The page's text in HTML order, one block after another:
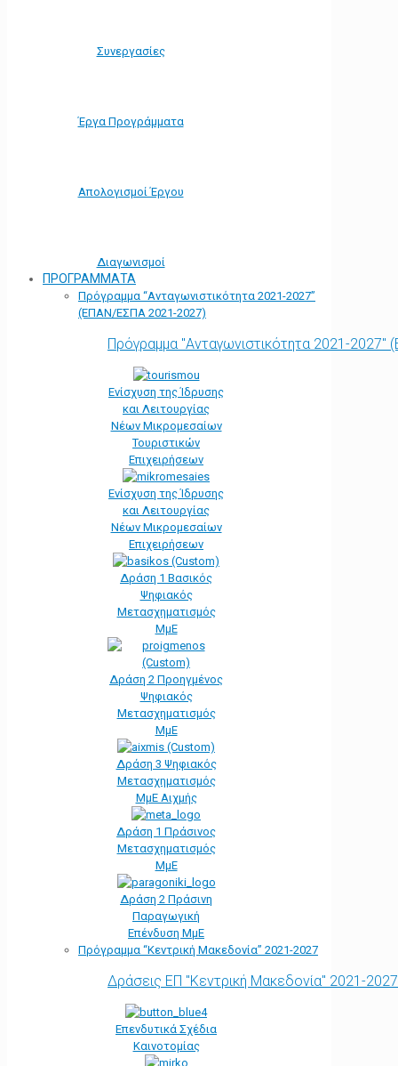
Συνεργασίες
Έργα Προγράμματα
Απολογισμοί Έργου
Διαγωνισμοί
ΠΡΟΓΡΑΜΜΑΤΑ
Πρόγραμμα “Ανταγωνιστικότητα 2021-2027”
(ΕΠΑΝ/ΕΣΠΑ 2021-2027)
Πρόγραμμα "Ανταγωνιστικότητα 2021-
Ενίσχυση της Ίδρυσης
και Λειτουργίας
Νέων Μικρομεσαίων
Τουριστικών
Επιχειρήσεων
Ενίσχυση της Ίδρυσης
και Λειτουργίας
Νέων Μικρομεσαίων
Επιχειρήσεων
Δράση 1 Βασικός
Ψηφιακός
Μετασχηματισμός
ΜμΕ
Δράση 2 Προηγμένος
Ψηφιακός
Μετασχηματισμός
ΜμΕ
Δράση 3 Ψηφιακός
Μετασχηματισμός
ΜμΕ Αιχμής
Δράση 1 Πράσινος
Μετασχηματισμός
ΜμΕ
Δράση 2 Πράσινη
Παραγωγική
Επένδυση ΜμΕ
Πρόγραμμα “Κεντρική Μακεδονία” 2021-2027
Δράσεις ΕΠ "Κεντρική Μακεδονία" 2021-2027
Επενδυτικά Σχέδια
Καινοτομίας